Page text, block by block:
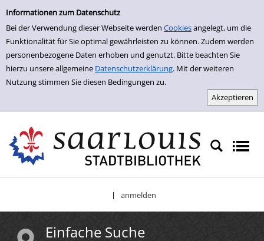
Einfache Suche
Informationen zum Datenschutz
Bei der Verwendung dieser Webseite werden Cookiesangelegt, um die
Funktionalität für Sie optimal gewährleisten zu können. Zudem werden
personenbezogene Daten erhoben und genutzt. Bitte beachten Sie
hierzu unsere allgemeine Datenschutzerklärung. Mit der weiteren
Nutzung stimmen Sie diesen Bedingungen zu.
Zur Detailanzeige springen
| anmelden
Einfache Suche